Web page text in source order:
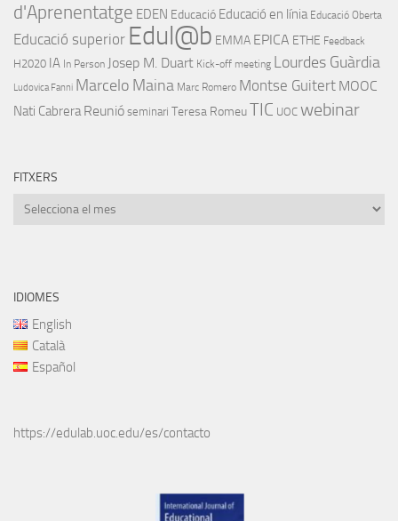
d'Aprenentatge EDEN Educació Educació en línia Educació Oberta
Educació superior Edul@b EMMA EPICA ETHE Feedback
H2020 IA In Person Josep M. Duart Kick-off meeting Lourdes Guàrdia
Ludovica Fanni Marcelo Maina Marc Romero Montse Guitert MOOC
Nati Cabrera Reunió seminari Teresa RomeuTIC UOC webinar
FITXERS
Fitxers
IDIOMES
English
Català
Español
https://edulab.uoc.edu/es/contacto